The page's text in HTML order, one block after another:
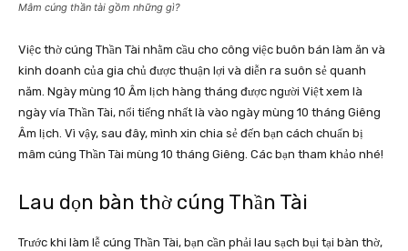
Mâm cúng thần tài gồm những gì?
Việc thờ cúng Thần Tài nhằm cầu cho công việc buôn bán làm ăn và
kinh doanh của gia chủ được thuận lợi và diễn ra suôn sẻ quanh
năm. Ngày mùng 10 Âm lịch hàng tháng được người Việt xem là
ngày vía Thần Tài, nổi tiếng nhất là vào ngày mùng 10 tháng Giêng
Âm lịch. Vì vậy, sau đây, mình xin chia sẻ đến bạn cách chuẩn bị
mâm cúng Thần Tài mùng 10 tháng Giêng. Các bạn tham khảo nhé!
Lau dọn bàn thờ cúng Thần Tài
Trước khi làm lễ cúng Thần Tài, bạn cần phải lau sạch bụi tại bàn thờ,